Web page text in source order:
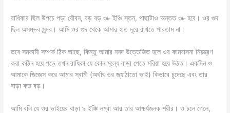
রাধিকার ছিল উপচে পড়া যৌবন, বড় বড় ৩৮ ইঞ্চি স্তন, পাছাটাও অন্তত ৩৮ হবে। ওর গুদ
ছিল অসম্ভব সুন্দর। আমি ওর গুদ থেকে আমার হাত দূরে রাখতে পারতাম না।
তবে সমকামী সম্পর্ক ঠিক আছে, কিন্তু আমার ননদ উত্তেজিত হলে ওর কামবাসনা নিয়ন্ত্রণ
করা কঠিন হয়ে পড়ে তখন রাধিকা যে কোন মূল্যে বাড়া পেতে মরিয়া হয়ে উঠত। একদিন ও
আমাকে জিজ্ঞেস করে আমার স্বামী (অর্থাৎ ওর জ্যাঠাতো ভাই) কিভাবে চুদেছে এবং তার
বাড়া কত বড়।
আমি বলি যে ওর ভাইয়ের বাড়া ৯ ইঞ্চি লম্বা আর তার আশ্চর্যজনক শরীর। ও চলে গেলে,